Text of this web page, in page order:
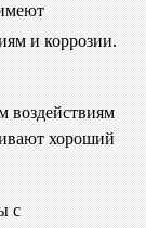
и коррозии.
воздействиям
хороший
с